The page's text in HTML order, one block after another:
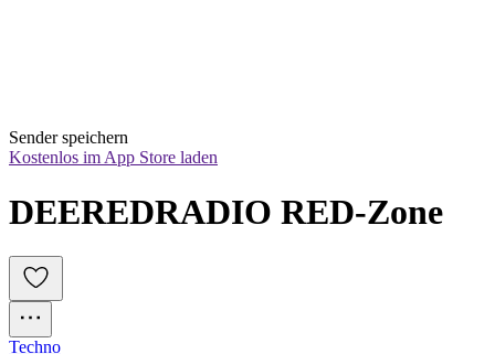
Sender speichern
Kostenlos im App Store laden
DEEREDRADIO RED-Zone
Techno